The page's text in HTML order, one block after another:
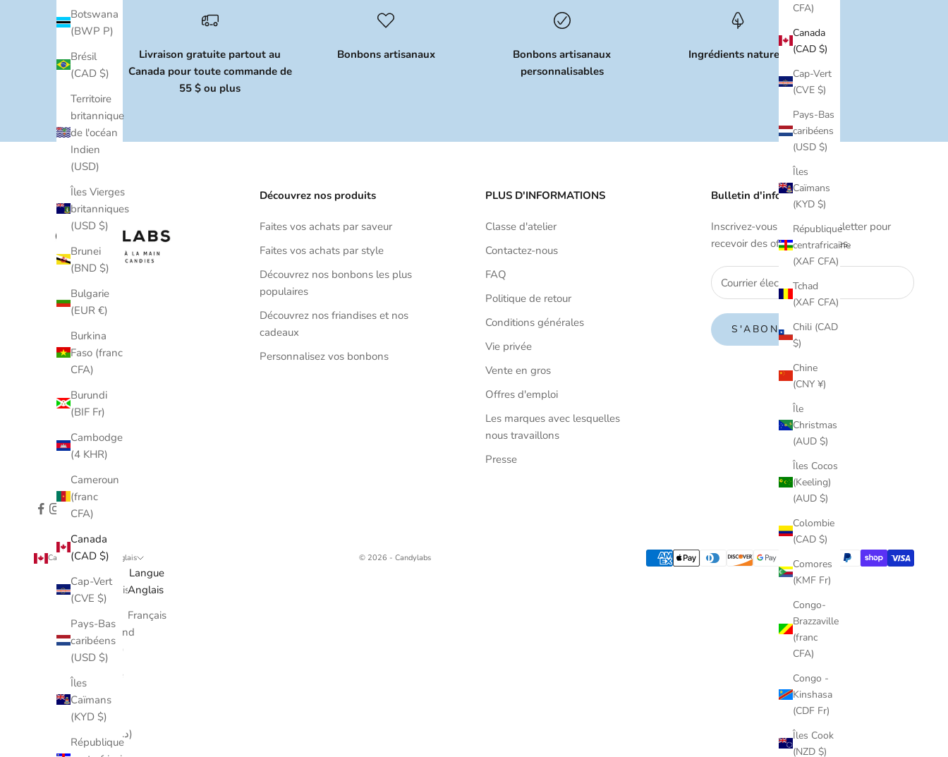
CFA)
Canada
(CAD $)
Cap-Vert
(CVE $)
Pays-Bas
caribéens
(USD $)
Îles
Caïmans
(KYD $)
République
centrafricaine
(XAF CFA)
Tchad
(XAF CFA)
Chili (CAD
$)
Chine
(CNY ¥)
Île
Christmas
(AUD $)
Îles Cocos
(Keeling)
(AUD $)
Colombie
(CAD $)
Comores
(KMF Fr)
Congo-
Brazzaville
(franc
CFA)
Congo -
Kinshasa
(CDF Fr)
Îles Cook
(NZD $)
Botswana
(BWP P)
Brésil
(CAD $)
Territoire
britannique
de l'océan
Indien
(USD)
Îles Vierges
britanniques
(USD $)
Brunei
(BND $)
Bulgarie
(EUR €)
Burkina
Faso (franc
CFA)
Burundi
(BIF Fr)
Cambodge
(4 KHR)
Cameroun
(franc
CFA)
Canada
(CAD $)
Cap-Vert
(CVE $)
Pays-Bas
caribéens
(USD $)
Îles
Caïmans
(KYD $)
République
Livraison gratuite partout au
Canada pour toute commande de
55 $ ou plus
Bonbons artisanaux
Bonbons artisanaux
personnalisables
Ingrédients naturels
Découvrez nos produits
Faites vos achats par saveur
Faites vos achats par style
Découvrez nos bonbons les plus
populaires
Découvrez nos friandises et nos
cadeaux
Personnalisez vos bonbons
PLUS D'INFORMATIONS
Classe d'atelier
Contactez-nous
FAQ
Politique de retour
Conditions générales
Vie privée
Vente en gros
Offres d'emploi
Les marques avec lesquelles
nous travaillons
Presse
Bulletin d'information
Inscrivez-vous à notre newsletter pour
recevoir des offres exclusives.
S'ABONNER
Canada (CAD $)
Afghanistan
(AFN)
Îles Åland
(EUR €)
Albanie
Algérie
(DZD د.ج)
Anglais
Langue
Anglais
Français
© 2026 - Candylabs